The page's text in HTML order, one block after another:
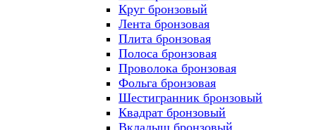
Круг бронзовый
Лента бронзовая
Плита бронзовая
Полоса бронзовая
Проволока бронзовая
Фольга бронзовая
Шестигранник бронзовый
Квадрат бронзовый
Вкладыш бронзовый